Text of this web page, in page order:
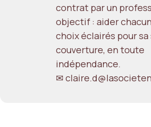
contrat par un
objectif : aider
choix éclairés pour
couverture, en toute
indépendance.
✉